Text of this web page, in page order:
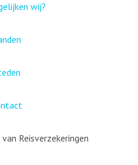
wij?
Reisverzekeringen